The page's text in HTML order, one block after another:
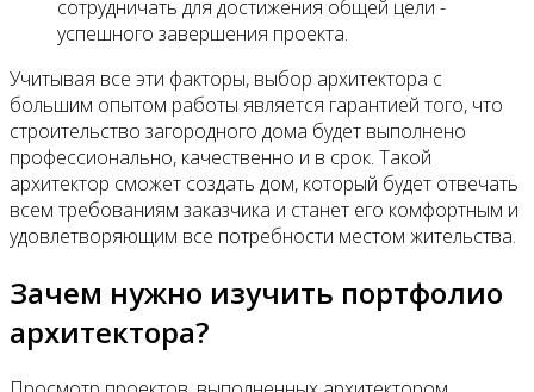
сотрудничать для достижения общей цели -
успешного завершения проекта.
Учитывая все эти факторы, выбор архитектора с
большим опытом работы является гарантией того, что
строительство загородного дома будет выполнено
профессионально, качественно и в срок. Такой
архитектор сможет создать дом, который будет отвечать
всем требованиям заказчика и станет его комфортным и
удовлетворяющим все потребности местом жительства.
Зачем нужно изучить портфолио
архитектора?